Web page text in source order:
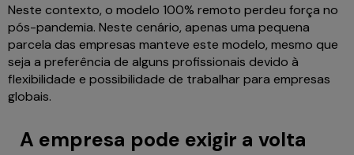
Neste contexto, o modelo 100% remoto perdeu força no
pós-pandemia. Neste cenário, apenas uma pequena
parcela das empresas manteve este modelo, mesmo que
seja a preferência de alguns profissionais devido à
flexibilidade e possibilidade de trabalhar para empresas
globais.
A empresa pode exigir a volta